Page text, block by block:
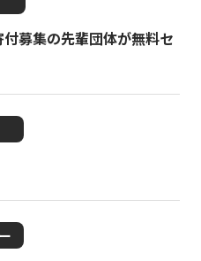
付募集の先輩団体が無料セ